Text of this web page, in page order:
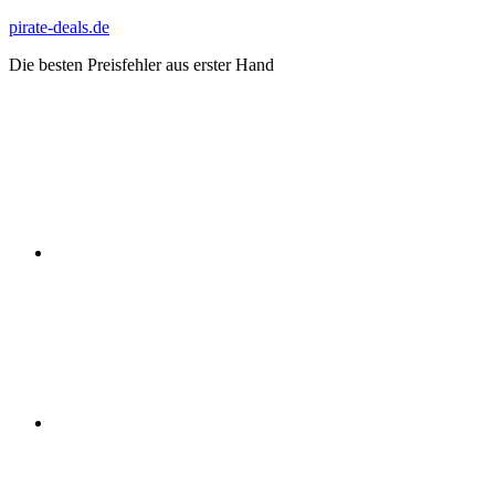
Zum
springen
pirate-deals.de
Die besten Preisfehler aus erster Hand